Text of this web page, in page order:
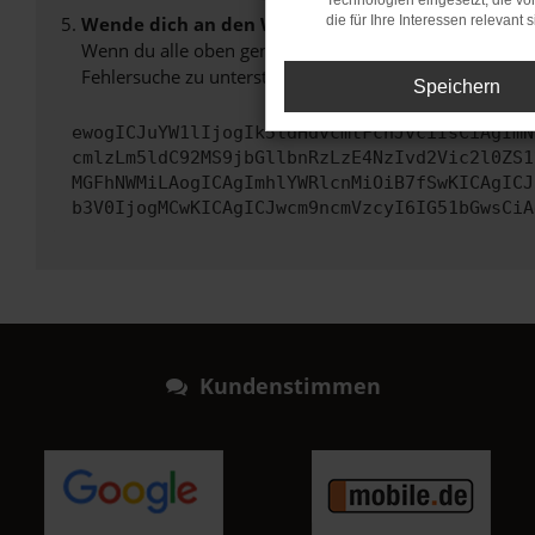
Wende dich an den Webseitenbetreiber.
Wenn du alle oben genannten Schritte versucht hast,
Fehlersuche zu unterstützen:
Kundenstimmen
die für Ihre Interessen relevant
Speichern